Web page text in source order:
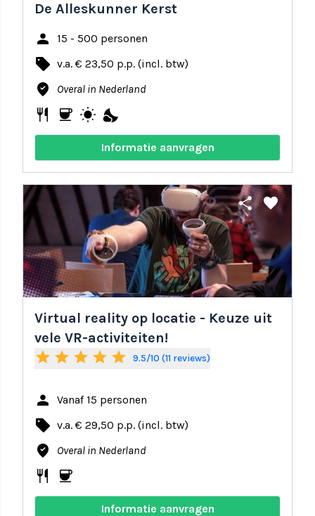
De Alleskunner Kerst
person 15 - 500 personen
local_offer v.a. € 23,50 p.p. (incl. btw)
where_to_vote Overal in Nederland
restaurant coffee wb_sunny nights_stay
Informatie aanvragen
share favorite
Virtual reality op locatie - Keuze uit
vele VR-activiteiten!
star star star star star 9.5/10 (11 reviews)
person Vanaf 15 personen
local_offer v.a. € 29,50 p.p. (incl. btw)
where_to_vote Overal in Nederland
restaurant coffee
Informatie aanvragen